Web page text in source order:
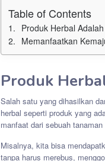
Table of Contents
Produk Herbal
Memanfaatkan
Produk
Salah satu yang dihasilkan
herbal seperti produk yang
manfaat dari sebuah
Misalnya, kita bisa
tanpa harus merebus,